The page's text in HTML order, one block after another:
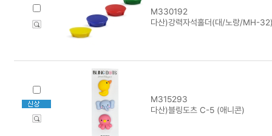
M330192
다산)강력자석홀더(대/노랑/MH-
M315293
다산)블링도츠 C-5 (애니콘)